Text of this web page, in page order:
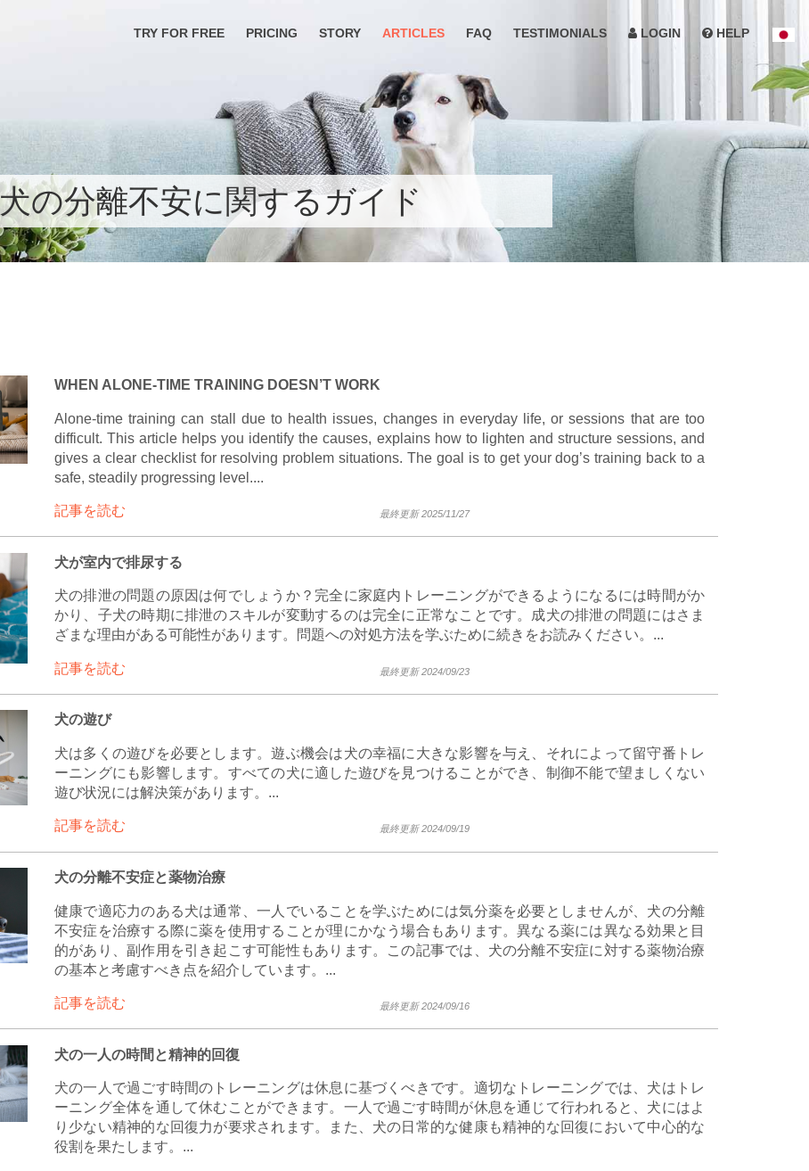
TRY FOR FREE PRICING STORY ARTICLES FAQ TESTIMONIALS LOGIN HELP
犬の分離不安に関するガイド
WHEN ALONE-TIME TRAINING DOESN’T WORK
Alone-time training can stall due to health issues, changes in everyday life, or sessions that are too
difficult. This article helps you identify the causes, explains how to lighten and structure sessions, and
gives a clear checklist for resolving problem situations. The goal is to get your dog’s training back to a
safe, steadily progressing level....
最終更新 2025/11/27
記事を読む
犬が室内で排尿する
犬の排泄の問題の原因は何でしょうか？完全に家庭内トレーニングができるようになるには時間がか
かり、子犬の時期に排泄のスキルが変動するのは完全に正常なことです。成犬の排泄の問題にはさま
ざまな理由がある可能性があります。問題への対処方法を学ぶために続きをお読みください。...
最終更新 2024/09/23
記事を読む
犬の遊び
犬は多くの遊びを必要とします。遊ぶ機会は犬の幸福に大きな影響を与え、それによって留守番トレ
ーニングにも影響します。すべての犬に適した遊びを見つけることができ、制御不能で望ましくない
遊び状況には解決策があります。...
最終更新 2024/09/19
記事を読む
犬の分離不安症と薬物治療
健康で適応力のある犬は通常、一人でいることを学ぶためには気分薬を必要としませんが、犬の分離
不安症を治療する際に薬を使用することが理にかなう場合もあります。異なる薬には異なる効果と目
的があり、副作用を引き起こす可能性もあります。この記事では、犬の分離不安症に対する薬物治療
の基本と考慮すべき点を紹介しています。...
最終更新 2024/09/16
記事を読む
犬の一人の時間と精神的回復
犬の一人で過ごす時間のトレーニングは休息に基づくべきです。適切なトレーニングでは、犬はトレ
ーニング全体を通して休むことができます。一人で過ごす時間が休息を通じて行われると、犬にはよ
り少ない精神的な回復力が要求されます。また、犬の日常的な健康も精神的な回復において中心的な
役割を果たします。...